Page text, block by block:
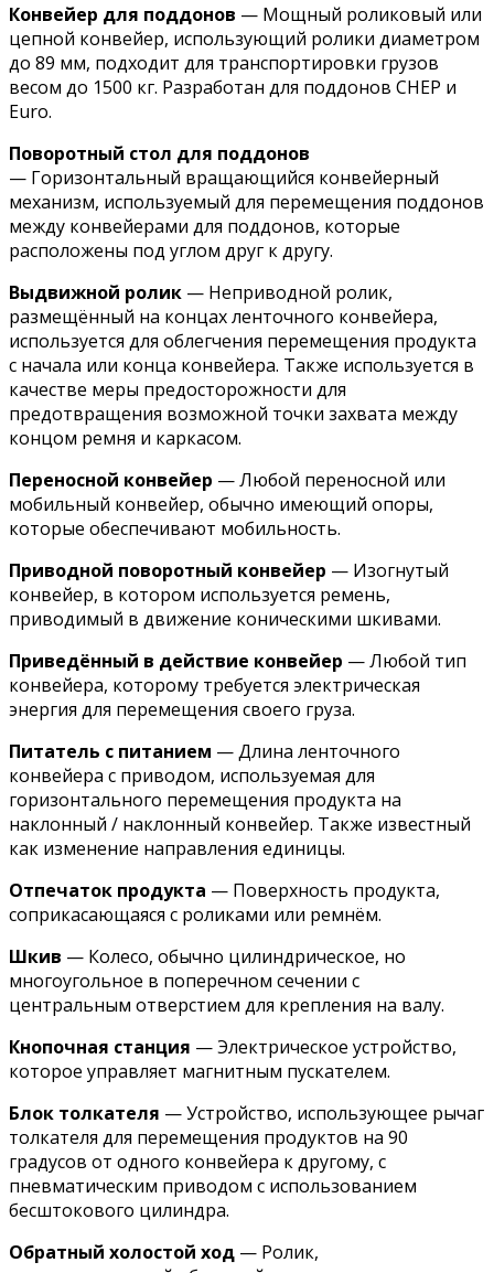
Конвейер для поддонов — Мощный роликовый или
цепной конвейер, использующий ролики диаметром
до 89 мм, подходит для транспортировки грузов
весом до 1500 кг. Разработан для поддонов CHEP и
Euro.
Поворотный стол для поддонов
— Горизонтальный вращающийся конвейерный
механизм, используемый для перемещения поддонов
между конвейерами для поддонов, которые
расположены под углом друг к другу.
Выдвижной ролик — Неприводной ролик,
размещённый на концах ленточного конвейера,
используется для облегчения перемещения продукта
с начала или конца конвейера. Также используется в
качестве меры предосторожности для
предотвращения возможной точки захвата между
концом ремня и каркасом.
Переносной конвейер — Любой переносной или
мобильный конвейер, обычно имеющий опоры,
которые обеспечивают мобильность.
Приводной поворотный конвейер — Изогнутый
конвейер, в котором используется ремень,
приводимый в движение коническими шкивами.
Приведённый в действие конвейер — Любой тип
конвейера, которому требуется электрическая
энергия для перемещения своего груза.
Питатель с питанием — Длина ленточного
конвейера с приводом, используемая для
горизонтального перемещения продукта на
наклонный / наклонный конвейер. Также известный
как изменение направления единицы.
Отпечаток продукта — Поверхность продукта,
соприкасающаяся с роликами или ремнём.
Шкив — Колесо, обычно цилиндрическое, но
многоугольное в поперечном сечении с
центральным отверстием для крепления на валу.
Кнопочная станция — Электрическое устройство,
которое управляет магнитным пускателем.
Блок толкателя — Устройство, использующее рычаг
толкателя для перемещения продуктов на 90
градусов от одного конвейера к другому, с
пневматическим приводом с использованием
бесштокового цилиндра.
Обратный холостой ход — Ролик,